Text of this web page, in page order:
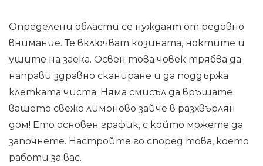
Определени области се нуждаят от редовно
внимание. Те включват козината, ноктите и
ушите на заека. Освен това човек трябва да
направи здравно сканиране и да поддържа
клетката чиста. Няма смисъл да връщате
вашето свежо лимоново зайче в разхвърлян
дом! Ето основен график, с който можете да
започнете. Настройте го според това, което
работи за вас.